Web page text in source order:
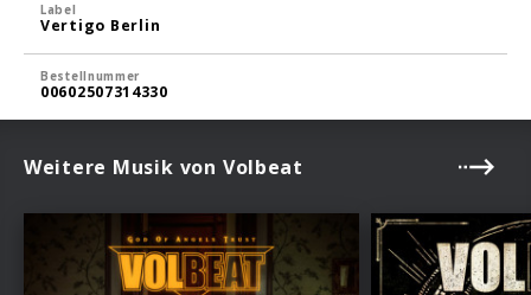
Label
Vertigo Berlin
Bestellnummer
00602507314330
Weitere Musik von Volbeat